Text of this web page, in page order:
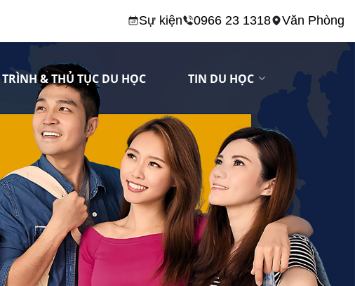
Sự kiện 0966 23 1318 Văn Phòng
& THỦ TỤC DU HỌC TIN DU HỌC